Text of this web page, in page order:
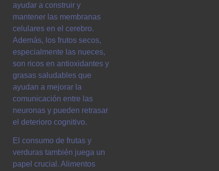
ayudar a construir y
mantener las membranas
celulares en el cerebro.
Además, los frutos secos,
especialmente las nueces,
son ricos en antioxidantes y
grasas saludables que
ayudan a mejorar la
comunicación entre las
neuronas y pueden retrasar
el deterioro cognitivo.
El consumo de frutas y
verduras también juega un
papel crucial. Alimentos